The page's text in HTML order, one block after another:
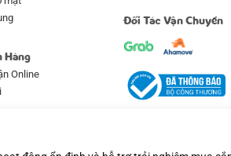
Hàng
Online
Đối Tác Vận Chuyển